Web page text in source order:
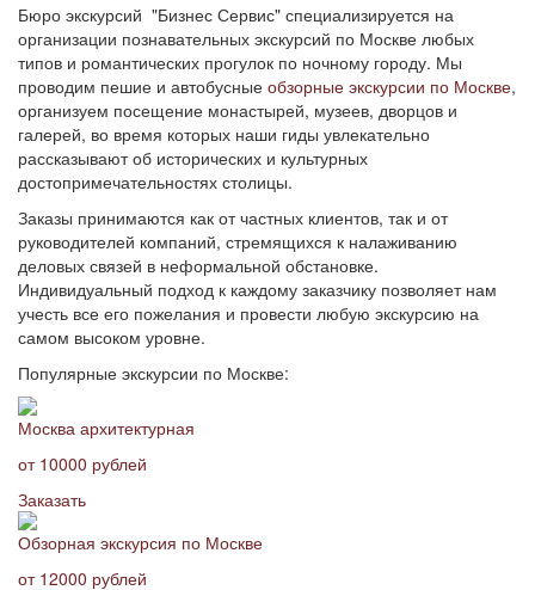
Бюро экскурсий "Бизнес Сервис" специализируется на
организации познавательных экскурсий по Москве любых
типов и романтических прогулок по ночному городу. Мы
проводим пешие и автобусные обзорные экскурсии по Москве,
организуем посещение монастырей, музеев, дворцов и
галерей, во время которых наши гиды увлекательно
рассказывают об исторических и культурных
достопримечательностях столицы.
Заказы принимаются как от частных клиентов, так и от
руководителей компаний, стремящихся к налаживанию
деловых связей в неформальной обстановке.
Индивидуальный подход к каждому заказчику позволяет нам
учесть все его пожелания и провести любую экскурсию на
самом высоком уровне.
Популярные экскурсии по Москве:
Москва архитектурная
от 10000 рублей
Заказать
Обзорная экскурсия по Москве
от 12000 рублей